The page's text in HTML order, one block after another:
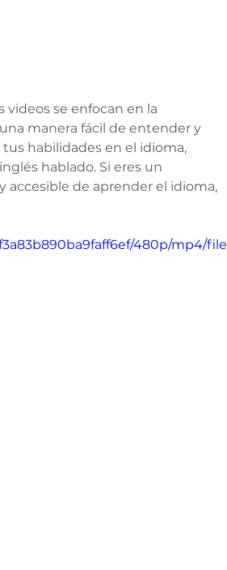
videos se enfocan en la
manera fácil de entender y
habilidades en el idioma,
hablado. Si eres un
de aprender el idioma,
480p/mp4/file